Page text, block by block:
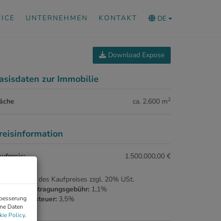
UNTERNEHMEN KONTAKT DE
Download Expose
zur Immobilie
ca. 2.600 m2
1.500.000,00 €
3% des Kaufpreises zzgl. 20% USt.
1,1%
3,5%
Daten
Policy.